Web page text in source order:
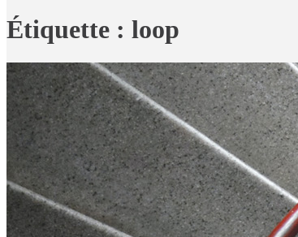
Étiquette : loop